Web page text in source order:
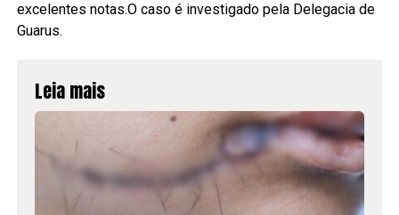
excelentes notas.O caso é investigado pela Delegacia de
Guarus.
Leia mais